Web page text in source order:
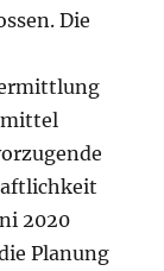
Die
2020
Planung